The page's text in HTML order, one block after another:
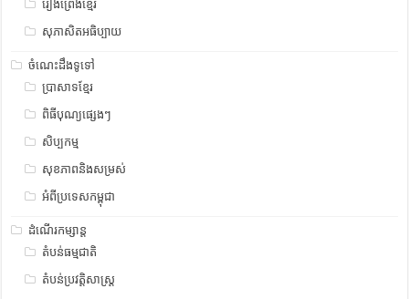
រឿងព្រេងខ្មែរ
សុភាសិតអធិប្បាយ
ចំណេះដឹងទូទៅ
ប្រាសាទខ្មែរ
ពិធីបុណ្យផ្សេងៗ
សិប្បកម្ម
សុខភាពនិងសម្រស់
អំពីប្រទេសកម្ពុជា
ដំណើរកម្សាន្ត
តំបន់ធម្មជាតិ
តំបន់ប្រវត្តិសាស្រ្ត